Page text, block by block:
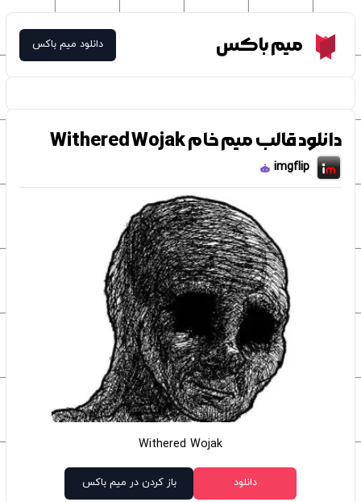
Meme Boxمیم باکس دانلود میم باکس
دانلود قالب میم خام Withered Wojak
imgflip
Withered Wojak
دانلود باز کردن در میم باکس